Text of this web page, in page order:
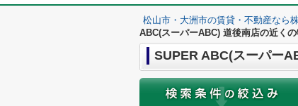
松山市・大洲市の賃貸・不動産なら
ABC(スーパーABC) 道後南店の近く
SUPER ABC(スーパー